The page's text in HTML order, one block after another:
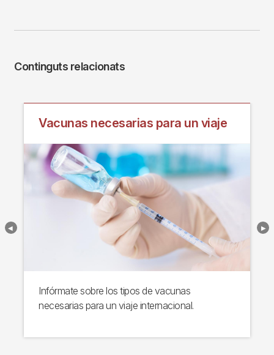
Continguts relacionats
Vacunas necesarias para un viaje
Infórmate sobre los tipos de vacunas
necesarias para un viaje internacional.